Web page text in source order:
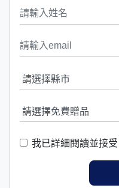
我已詳細閱讀並接受